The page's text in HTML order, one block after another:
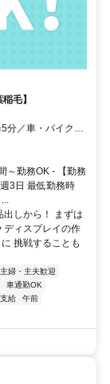
毛】
分／車・バイク通
～勤務OK - 【勤務
3日 最低勤務時
しから！ まずは
ディスプレイの作
挑戦することも
主婦・主夫歓迎
車通勤OK
給
午前